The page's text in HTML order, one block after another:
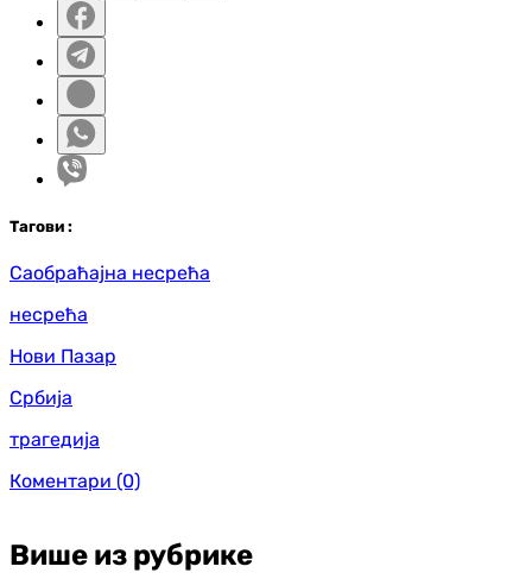
Тагови :
Саобраћајна несрећа
несрећа
Нови Пазар
Србија
трагедија
Коментари (0)
Више из рубрике